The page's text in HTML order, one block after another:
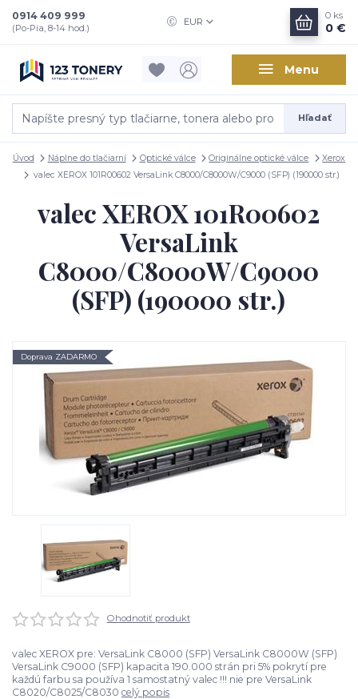
Menu
EUR
Hľadať
0914 409 999
(Po-Pia, 8-14 hod.)
0 ks
0 €
Úvod Náplne do tlačiarní Optické válce Originálne optické válce
Xerox
valec XEROX 101R00602 VersaLink C8000/C8000W/C9000 (SFP) (190000 str.)
valec XEROX 101R00602
VersaLink
C8000/C8000W/C9000
(SFP) (190000 str.)
Doprava ZADARMO
Ohodnotiť produkt
valec XEROX pre: VersaLink C8000 (SFP) VersaLink C8000W (SFP)
VersaLink C9000 (SFP) kapacita 190.000 strán pri 5% pokrytí pre
každú farbu sa používa 1 samostatný valec !!! nie pre VersaLink
C8020/C8025/C8030 celý popis